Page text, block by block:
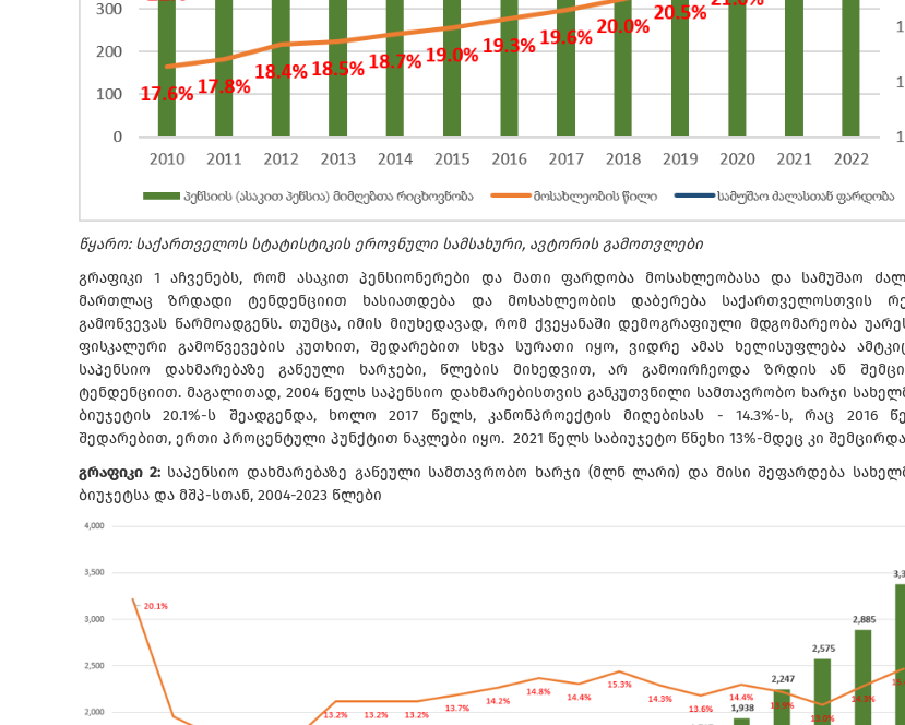
წყარო: საქართველოს სტატისტიკის ეროვნული სამსახური, ავტორის გამოთვლები
გრაფიკი 1 აჩვენებს, რომ ასაკით პენსიონერები და მათი ფარდობა მოსახლეობასა და სამუშაო
მართლაც ზრდადი ტენდენციით ხასიათდება და მოსახლეობის დაბერება საქართველოსთვის
გამოწვევას წარმოადგენს. თუმცა, იმის მიუხედავად, რომ ქვეყანაში დემოგრაფიული მდგომარეობა
ფისკალური გამოწვევების კუთხით, შედარებით სხვა სურათი იყო, ვიდრე ამას ხელისუფლება
საპენსიო დახმარებაზე გაწეული ხარჯები, წლების მიხედვით, არ გამოირჩეოდა ზრდის ან
ტენდენციით. მაგალითად, 2004 წელს საპენსიო დახმარებისთვის განკუთვნილი სამთავრობო ხარჯი
ბიუჯეტის 20.1%-ს შეადგენდა, ხოლო 2017 წელს, კანონპროექტის მიღებისას - 14.3%-ს, რაც 2016
შედარებით, ერთი პროცენტული პუნქტით ნაკლები იყო. 2021 წელს საბიუჯეტო წნეხი 13%-მდეც კი
გრაფიკი 2:საპენსიო დახმარებაზე გაწეული სამთავრობო ხარჯი (მლნ ლარი) და მისი შეფარდება
ბიუჯეტსა და მშპ-სთან, 2004-2023 წლები